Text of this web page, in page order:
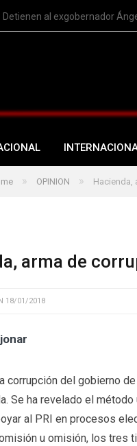
Detienen al exgobernador
» OPINION » Hacienda,
arma de
18/01/2018
corrupción del gobierno
Se ha revelado el
al PRI en procesos
u omisión, los tres